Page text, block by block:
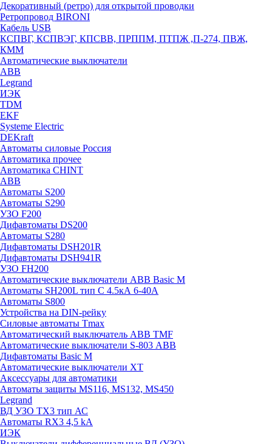
Декоративный (ретро) для открытой проводки
Ретропровод BIRONI
Кабель USB
КСПВГ, КСПВЭГ, КПСВВ, ПРППМ, ПТПЖ ,П-274, ПВЖ,
КММ
Автоматические выключатели
ABB
Legrand
ИЭК
TDM
EKF
Systeme Electric
DEKraft
Автоматы силовые Россия
Автоматика прочее
Автоматика CHINT
ABB
Автоматы S200
Автоматы S290
УЗО F200
Дифавтоматы DS200
Автоматы S280
Дифавтоматы DSH201R
Дифавтоматы DSH941R
УЗО FH200
Автоматические выключатели ABB Basic M
Автоматы SH200L тип С 4.5кА 6-40А
Автоматы S800
Устройства на DIN-рейку
Силовые автоматы Tmax
Автоматический выключатель ABB TMF
Автоматические выключатели S-803 АВВ
Дифавтоматы Basic M
Автоматические выключатели XT
Аксессуары для автоматики
Автоматы защиты MS116, MS132, MS450
Legrand
ВД УЗО TX3 тип АС
Автоматы RX3 4,5 kA
ИЭК